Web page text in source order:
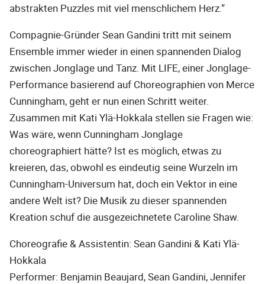
abstrakten Puzzles mit viel menschlichem Herz.“
Compagnie-Gründer Sean Gandini tritt mit seinem
Ensemble immer wieder in einen spannenden Dialog
zwischen Jonglage und Tanz. Mit LIFE, einer Jonglage-
Performance basierend auf Choreographien von Merce
Cunningham, geht er nun einen Schritt weiter.
Zusammen mit Kati Ylä-Hokkala stellen sie Fragen wie:
Was wäre, wenn Cunningham Jonglage
choreographiert hätte? Ist es möglich, etwas zu
kreieren, das, obwohl es eindeutig seine Wurzeln im
Cunningham-Universum hat, doch ein Vektor in eine
andere Welt ist? Die Musik zu dieser spannenden
Kreation schuf die ausgezeichnetete Caroline Shaw.
Choreografie & Assistentin: Sean Gandini & Kati Ylä-
Hokkala
Performer: Benjamin Beaujard, Sean Gandini, Jennifer